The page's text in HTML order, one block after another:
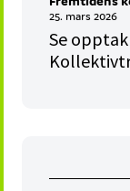
25. mars 2026
Se